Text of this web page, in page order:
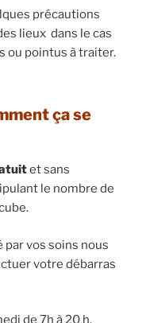
précautions
lieux dans le cas
ou pointus à traiter.
ça se
et sans
le nombre de
par vos soins nous
votre débarras
de 7h à 20 h.